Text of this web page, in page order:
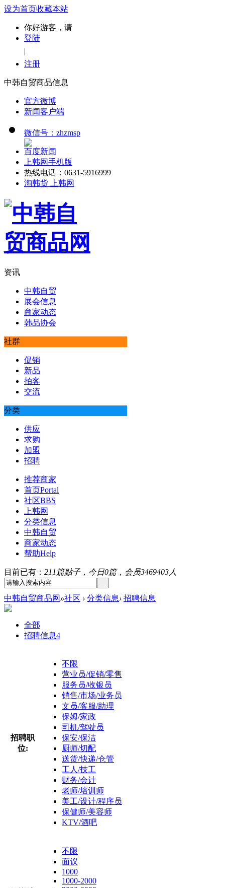
设为首页收藏本站
你好游客，请
登陆
|
注册
中韩自贸商品信息
官方微博
新闻客户端
微信号：zhzmsp
百度新闻
上韩网手机版
热线电话：0631-5916999
淘韩货 上韩网
资讯
中韩自贸
展会信息
商家动态
韩品协会
社群
促销
新品
拍客
交流
分类
供应
求购
加盟
招聘
推荐商家
首页Portal
社区BBS
上韩网
分类信息
中韩自贸
商家动态
帮助Help
目前已有： 211篇贴子，今日0篇，会员3469403人
中韩自贸商品网 »社区 › 分类信息› 招聘信息
全部
招聘信息4
招聘职
位:
不限
营业员/促销/零售
服务员/收银员
销售/市场/业务员
文员/客服/助理
保姆/家政
司机/驾驶员
保安/保洁
厨师/切配
送货/快递/仓管
工人/技工
财务/会计
老师/培训师
美工/设计/程序员
保健师/美容师
KTV/酒吧
不限
面议
1000
1000-2000